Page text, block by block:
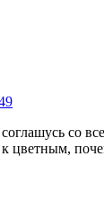
со
цветным,